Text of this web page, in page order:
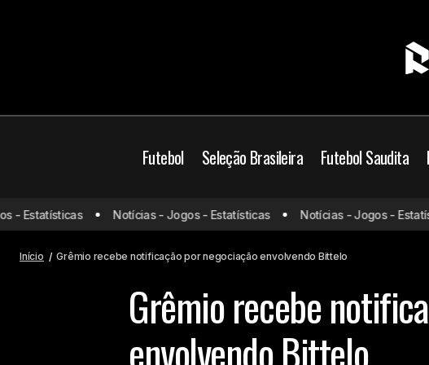
Futebol Seleção Brasileira Futebol Saudita
Adriano Imperador não esconde
ansiedade por jogo de aposentadoria
Brasil
Notícias - Jogos - Estatísticas Notícias - Jogos -
Início Grêmio recebe notificação por negociação envolvendo Bittelo
Grêmio recebe
envolvendo Bittelo